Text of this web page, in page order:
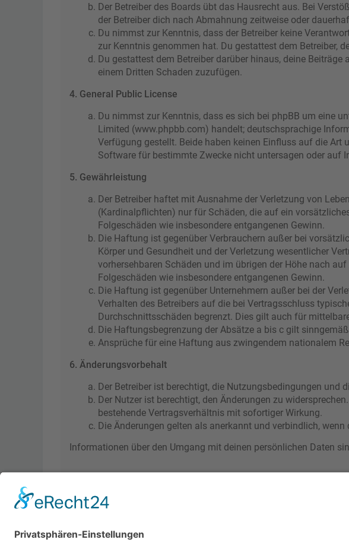
Der Betreiber des Boards übt das Hausrecht aus. Bei
der Betreiber dich nach Abmahnung zeitweise oder
Du nimmst zur Kenntnis, dass der Betreiber keine
zur Kenntnis genommen hat. Du gestattest dem Betreiber,
Du gestattest dem Betreiber darüber hinaus, deine
einem Dritten Schaden zuzufügen.
4. General Public License
Du nimmst zur Kenntnis, dass es sich bei phpBB um eine
Limited (www.phpbb.com) handelt; deutschsprachige
Verfügung gestellt. Beide haben keinen Einfluss auf die Art
Software für bestimmte Zwecke nicht untersagen oder auf
5. Gewährleistung
Der Betreiber haftet mit Ausnahme der Verletzung von
(Kardinalpflichten) nur für Schäden, die auf ein
Folgeschäden wie insbesondere entgangenen Gewinn.
Die Haftung ist gegenüber Verbrauchern außer bei
Körper und Gesundheit und der Verletzung wesentlicher
vorhersehbaren Schäden und im übrigen der Höhe nach
Folgeschäden wie insbesondere entgangenen Gewinn.
Die Haftung ist gegenüber Unternehmern außer bei der
Verhalten des Betreibers auf die bei Vertragsschluss
Durchschnittsschäden begrenzt. Dies gilt auch für
Die Haftungsbegrenzung der Absätze a bis c gilt
Ansprüche für eine Haftung aus zwingendem nationalem
6. Änderungsvorbehalt
Der Betreiber ist berechtigt, die Nutzungsbedingungen und
Der Nutzer ist berechtigt, den Änderungen zu
bestehende Vertragsverhältnis mit sofortiger Wirkung.
Die Änderungen gelten als anerkannt und verbindlich,
Informationen über den Umgang mit deinen persönlichen Daten